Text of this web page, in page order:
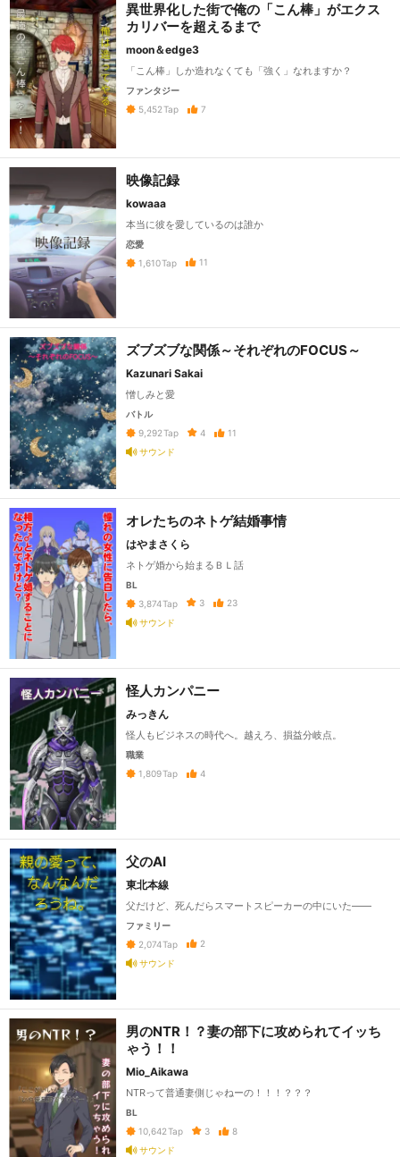
異世界化した街で俺の「こん棒」がエクス
カリバーを超えるまで
moon＆edge3
「こん棒」しか造れなくても「強く」なれますか？
ファンタジー
5,452Tap 7
映像記録
kowaaa
本当に彼を愛しているのは誰か
恋愛
1,610Tap 11
ズブズブな関係～それぞれのFOCUS～
Kazunari Sakai
憎しみと愛
バトル
9,292 Tap 4
11
サウンド
オレたちのネトゲ結婚事情
はやまさくら
ネトゲ婚から始まるＢＬ話
BL
3,874Tap 3
23
サウンド
怪人カンパニー
みっきん
怪人もビジネスの時代へ。越えろ、損益分岐点。
職業
1,809Tap 4
父のAI
東北本線
父だけど、死んだらスマートスピーカーの中にいた――
ファミリー
2,074Tap
2
サウンド
男のNTR！？妻の部下に攻められてイッち
ゃう！！
Mio_Aikawa
NTRって普通妻側じゃねーの！！！？？？
BL
10,642 Tap 3
8
サウンド